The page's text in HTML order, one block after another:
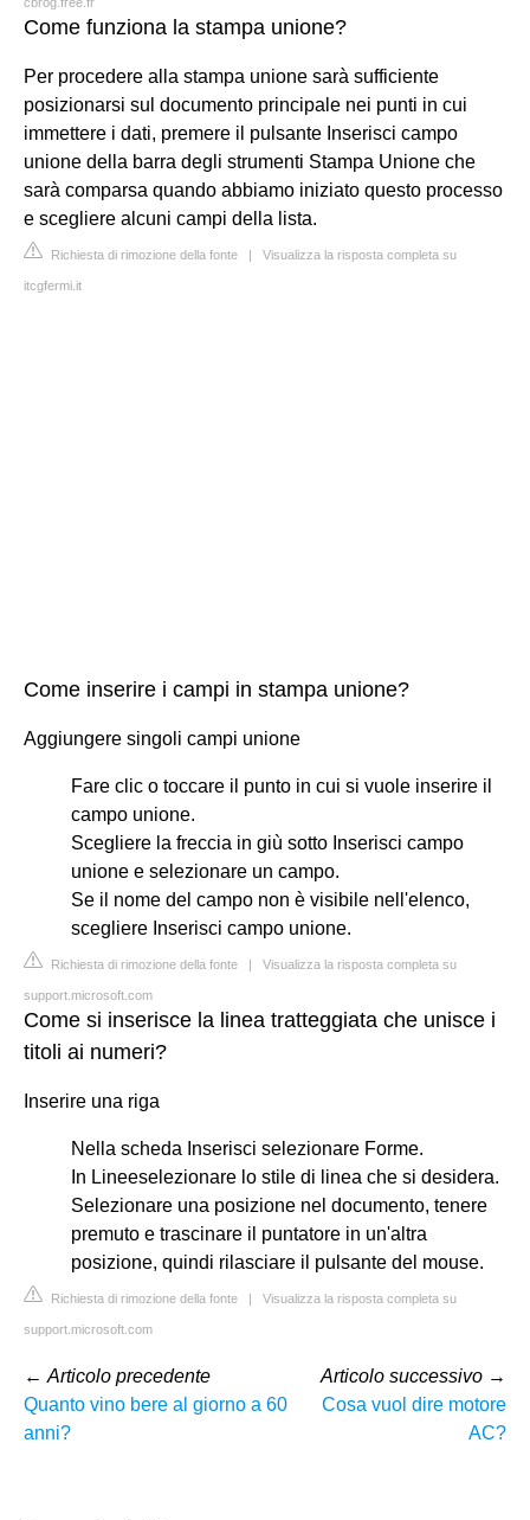
Come funziona la stampa unione?
Per procedere alla stampa unione sarà sufficiente
posizionarsi sul documento principale nei punti in cui
immettere i dati, premere il pulsante Inserisci campo
unione della barra degli strumenti Stampa Unione che
sarà comparsa quando abbiamo iniziato questo processo
e scegliere alcuni campi della lista.
Richiesta di rimozione della fonte | Visualizza la risposta completa su
itcgfermi.it
Come inserire i campi in stampa unione?
Aggiungere singoli campi unione
Fare clic o toccare il punto in cui si vuole inserire il
campo unione.
Scegliere la freccia in giù sotto Inserisci campo
unione e selezionare un campo.
Se il nome del campo non è visibile nell'elenco,
scegliere Inserisci campo unione.
Richiesta di rimozione della fonte | Visualizza la risposta completa su
support.microsoft.com
Come si inserisce la linea tratteggiata che unisce i
titoli ai numeri?
Inserire una riga
Nella scheda Inserisci selezionare Forme.
In Lineeselezionare lo stile di linea che si desidera.
Selezionare una posizione nel documento, tenere
premuto e trascinare il puntatore in un'altra
posizione, quindi rilasciare il pulsante del mouse.
Richiesta di rimozione della fonte | Visualizza la risposta completa su
support.microsoft.com
← Articolo precedente
Quanto vino bere al giorno a 60
anni?
Articolo successivo →
Cosa vuol dire motore
AC?